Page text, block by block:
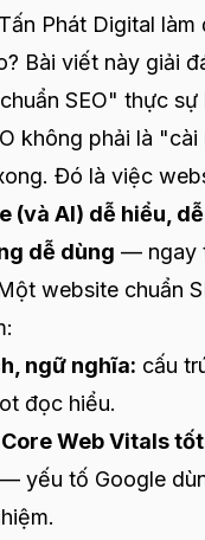
Phát Digital làm
Bài viết này giải
SEO" thực sự
không phải là
Đó là việc
(và AI) dễ hiểu,
dễ dùng — ngay
website chuẩn
ngữ nghĩa: cấu
đọc hiểu.
Web Vitals
yếu tố Google